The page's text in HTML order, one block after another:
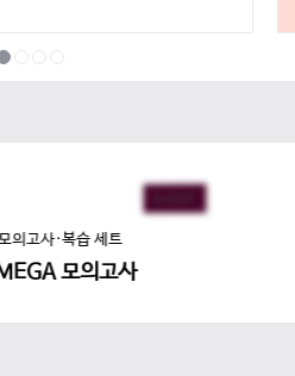
의고사·복습 세트
모의고사